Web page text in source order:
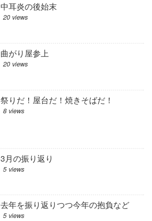
中耳炎の後始末
20 views
曲がり屋参上
20 views
祭りだ！屋台だ！焼きそばだ！
8 views
3月の振り返り
5 views
去年を振り返りつつ今年の抱負など
5 views